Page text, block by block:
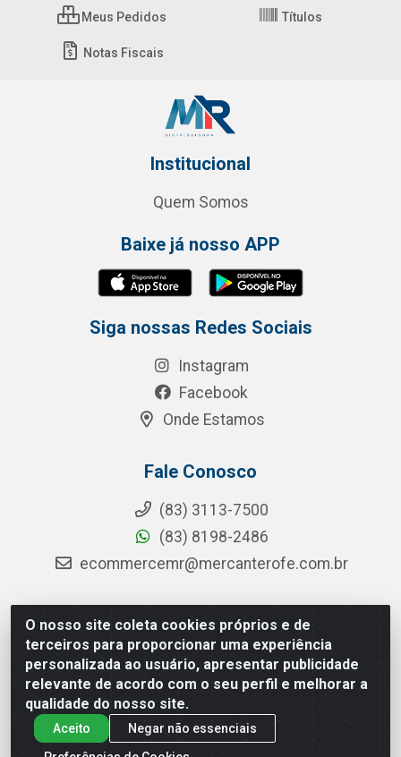
O nosso site coleta cookies próprios e de
terceiros para proporcionar uma experiência
personalizada ao usuário, apresentar publicidade
relevante de acordo com o seu perfil e melhorar a
qualidade do nosso site.
Aceito
Negar não essenciais
Meus Pedidos Títulos
Notas Fiscais
Institucional
Quem Somos
Baixe já nosso APP
Siga nossas Redes Sociais
Instagram
Facebook
Onde Estamos
Fale Conosco
(83) 3113-7500
(83) 8198-2486
ecommercemr@mercanterofe.com.br
MR Distribuidora - Rua Hortêncio Ribeiro de Luna, 3777 -
Distrito Industrial, João Pessoa/PB - CEP 58081-400 - CNPJ
35.428.312/0001-85